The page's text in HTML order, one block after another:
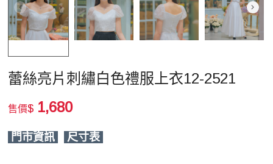
蕾絲亮片刺繡白色禮服上衣12-2521
售價$ 1,680
門市資訊 尺寸表